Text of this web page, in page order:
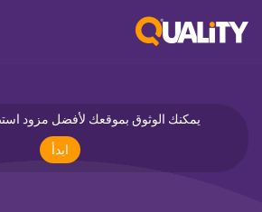
يمكنك الوثوق بموقعك لأفضل مزود
ابدأ